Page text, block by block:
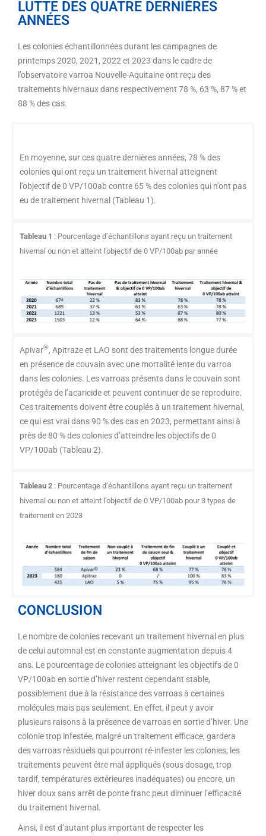
LUTTE DES QUATRE DERNIÈRES
ANNÉES
Les colonies échantillonnées durant les campagnes de
printemps 2020, 2021, 2022 et 2023 dans le cadre de
l’observatoire varroa Nouvelle-Aquitaine ont reçu des
traitements hivernaux dans respectivement 78 %, 63 %, 87 % et
88 % des cas.
En moyenne, sur ces quatre dernières années, 78 % des
colonies qui ont reçu un traitement hivernal atteignent
l’objectif de 0 VP/100ab contre 65 % des colonies qui n’ont pas
eu de traitement hivernal (Tableau 1).
Tableau 1 : Pourcentage d’échantillons ayant reçu un traitement
hivernal ou non et atteint l’objectif de 0 VP/100ab par année
Apivar®, Apitraze et LAO sont des traitements longue durée
en présence de couvain avec une mortalité lente du varroa
dans les colonies. Les varroas présents dans le couvain sont
protégés de l’acaricide et peuvent continuer de se reproduire.
Ces traitements doivent être couplés à un traitement hivernal,
ce qui est vrai dans 90 % des cas en 2023, permettant ainsi à
près de 80 % des colonies d’atteindre les objectifs de 0
VP/100ab (Tableau 2).
Tableau 2 : Pourcentage d’échantillons ayant reçu un traitement
hivernal ou non et atteint l’objectif de 0 VP/100ab pour 3 types de
traitement en 2023
CONCLUSION
Le nombre de colonies recevant un traitement hivernal en plus
de celui automnal est en constante augmentation depuis 4
ans. Le pourcentage de colonies atteignant les objectifs de 0
VP/100ab en sortie d’hiver restent cependant stable,
possiblement due à la résistance des varroas à certaines
molécules mais pas seulement. En effet, il peut y avoir
plusieurs raisons à la présence de varroas en sortie d’hiver. Une
colonie trop infestée, malgré un traitement efficace, gardera
des varroas résiduels qui pourront ré-infester les colonies, les
traitements peuvent être mal appliqués (sous dosage, trop
tardif, températures extérieures inadéquates) ou encore, un
hiver doux sans arrêt de ponte franc peut diminuer l’efficacité
du traitement hivernal.
Ainsi, il est d’autant plus important de respecter les